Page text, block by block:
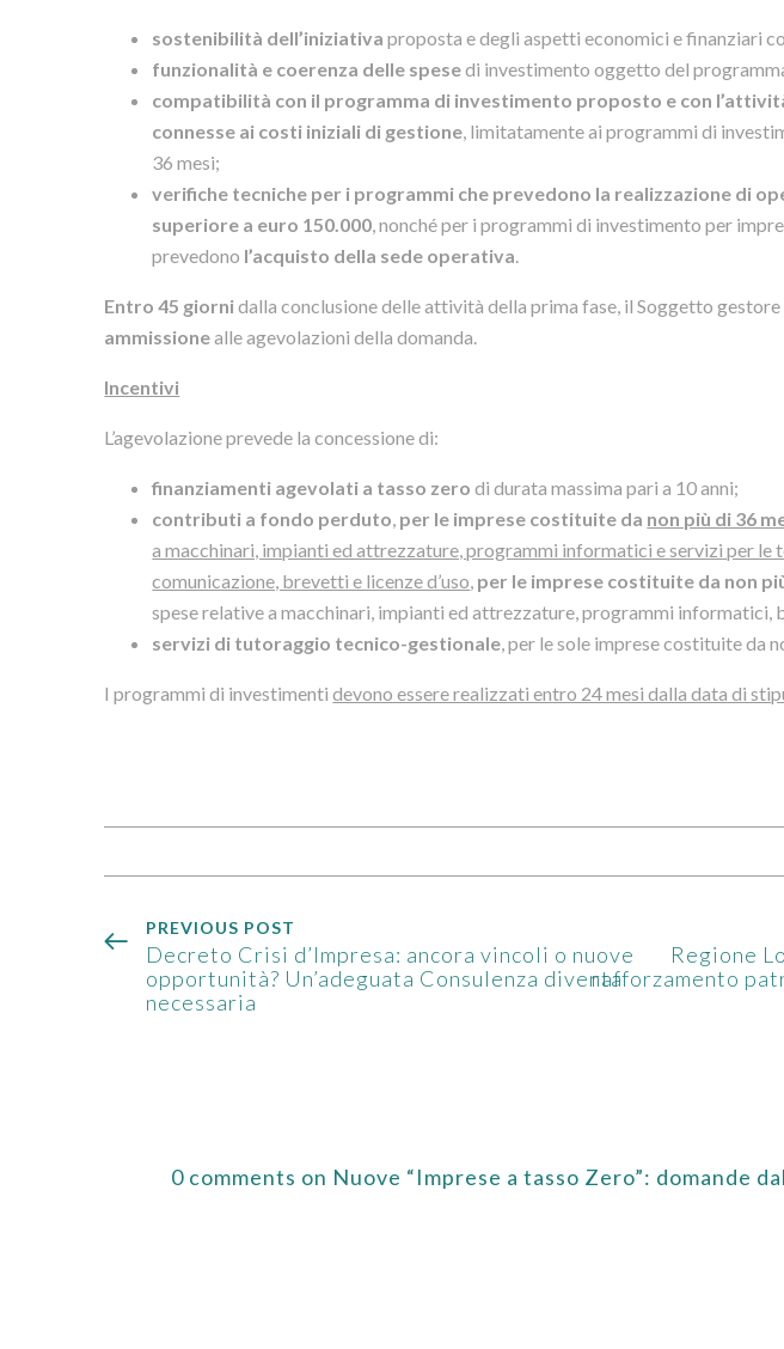
sostenibilità dell’iniziativaproposta e degli aspetti economici e finanziari
funzionalità e coerenza delle spesedi investimento oggetto del
compatibilità con il programma di investimento proposto e con
connesse ai costi iniziali di gestione , limitatamente ai programmi di
36 mesi;
verifiche tecniche per i programmi che prevedono la realizzazione di
superiore a euro 150.000 , nonché per i programmi di investimento per
prevedono l’acquisto della sede operativa
Entro 45 giornidalla conclusione delle attività della prima fase, il Soggetto
ammissionealle agevolazioni della domanda.
Incentivi
L’agevolazione prevede la concessione di:
finanziamenti agevolati a tasso zerodi durata massima pari a 10 anni;
contributi a fondo perduto per le imprese costituite da non più di 36
a macchinari, impianti ed attrezzature, programmi informatici e servizi per le
comunicazione, brevetti e licenze d’uso per le imprese costituite da non
spese relative a macchinari, impianti ed attrezzature, programmi informatici,
servizi di tutoraggio tecnico-gestionale , per le sole imprese costituite da
I programmi di investimentidevono essere realizzati entro 24 mesi dalla data di
PREVIOUS POST
Decreto Crisi d’Impresa: ancora vincoli o nuove
opportunità? Un’adeguata Consulenza diventa
necessaria
Regione
rafforzamento
0 comments on Nuove “Imprese a tasso Zero”: domande